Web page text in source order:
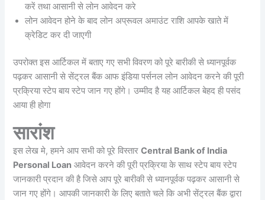
करें तथा आसानी से लोन आवेदन करे
लोन आवेदन होने के बाद लोन अप्रूवल अमाउंट राशि आपके खाते में
क्रेडिट कर दी जाएगी
उपरोक्त इस आर्टिकल में बताए गए सभी विवरण को पूरे बारीकी से ध्यानपूर्वक
पढ़कर आसानी से सेंट्रल बैंक आफ इंडिया पर्सनल लोन आवेदन करने की पूरी
प्रक्रिया स्टेप बाय स्टेप जान गए होंगे। उम्मीद है यह आर्टिकल बेहद ही पसंद
आया ही होगा
सारांश
इस लेख मे, हमने आप सभी को पूरे विस्तारCentral Bank of India
Personal Loan आवेदन करने की पूरी प्रक्रिया के साथ स्टेप बाय स्टेप
जानकारी प्रदान की है जिसे आप पूरे बारीकी से ध्यानपूर्वक पढ़कर आसानी से
जान गए होंगे। आपकी जानकारी के लिए बताते चले कि अभी सेंट्रल बैंक द्वारा